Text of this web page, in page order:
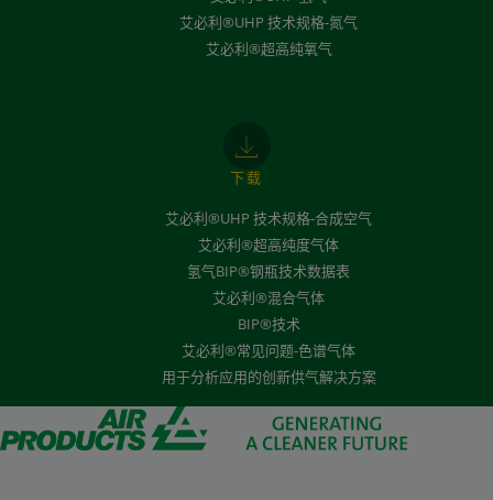
艾必利®UHP 技术规格-氮气
艾必利®超高纯氧气
下载
艾必利®UHP 技术规格-合成空气
艾必利®超高纯度气体
氢气BIP®钢瓶技术数据表
艾必利®混合气体
BIP®技术
艾必利®常见问题-色谱气体
用于分析应用的创新供气解决方案